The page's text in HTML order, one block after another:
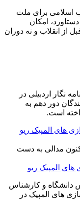
اسلامی برای ملت
امکان
از انقلاب و نه دوران
نگار اردبیلی در
دور دهم به
کنون مدالی به دست
های المپیک ریو
دانشگاه و کارشناس
های المپیک در